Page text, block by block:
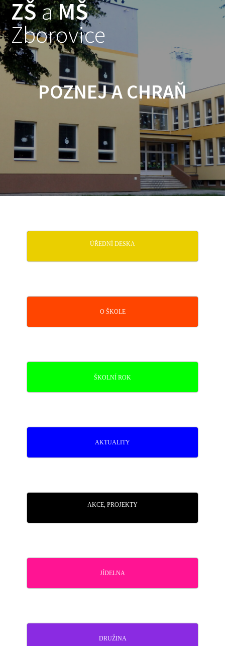
Skip
ZŠaMŠ
Zborovice
POZNEJ A CHRAŇ
ÚŘEDNÍ DESKA
O ŠKOLE
ŠKOLNÍ ROK
AKTUALITY
AKCE, PROJEKTY
JÍDELNA
DRUŽINA